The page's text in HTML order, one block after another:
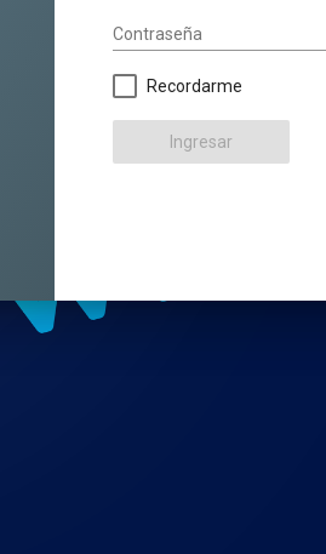
Contraseña
Recordarme
Ingresar